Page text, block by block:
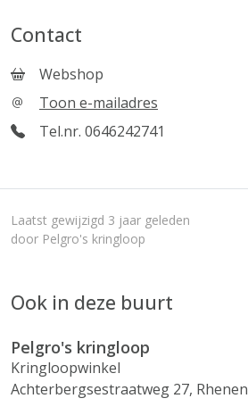
Contact
Webshop
Toon e-mailadres
Tel.nr. 0646242741
Laatst gewijzigd 3 jaar geleden
door Pelgro's kringloop
Ook in deze buurt
Pelgro's kringloop
Kringloopwinkel
Achterbergsestraatweg 27, Rhenen